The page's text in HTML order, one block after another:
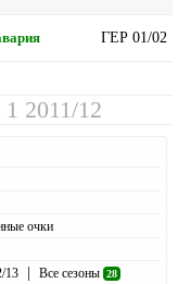
ГЕР 01/02
2011/12
очки
13 | Все сезоны 28